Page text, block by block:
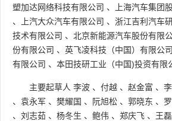
塑加达网络科技有限公司 、
上海汽车集团
、
上汽大众汽车有限公司 、 浙江吉利汽车
技术有限公司 、 北京新能源汽车股份有限
份有限公司 、 英飞凌科技（中国）有限公司
有限公司 、 本田技研工业（中国)投资有限
主要起草人 李波 、 付越 、 赵金富 、
、 袁永军 、 樊耀国 、 阮旭松 、 郭晓东 、
、 刘志茹 、 杨冬生 、 鲍伟 、 郑庆飞 、 王磊